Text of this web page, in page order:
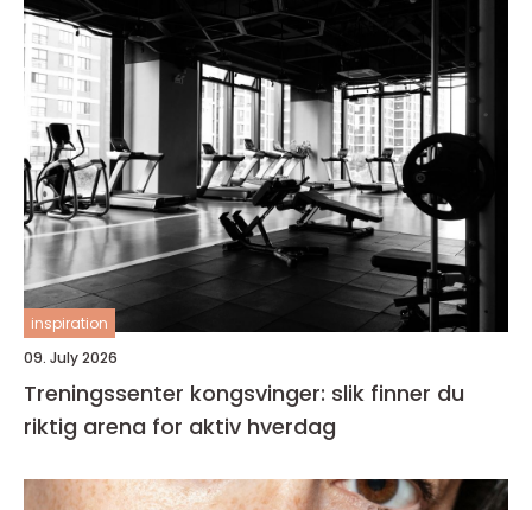
inspiration
09. July 2026
Treningssenter kongsvinger: slik finner du
riktig arena for aktiv hverdag